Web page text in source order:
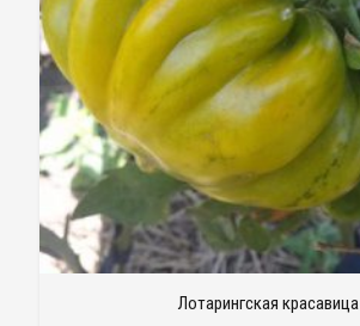
Лотарингская красавица